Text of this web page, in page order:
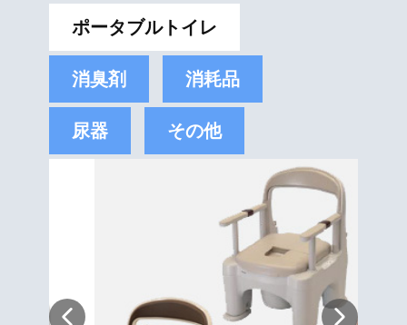
ポータブルトイレ
消臭剤 消耗品
尿器 その他